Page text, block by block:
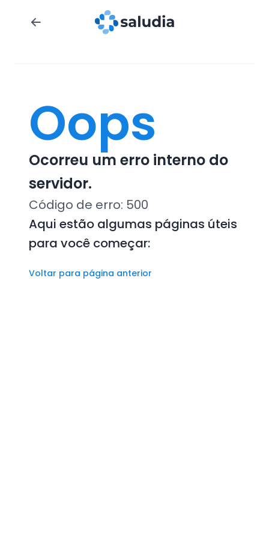
Oops
Ocorreu um erro interno do
servidor.
Código de erro: 500
Aqui estão algumas páginas úteis
para você começar:
Voltar para página anterior